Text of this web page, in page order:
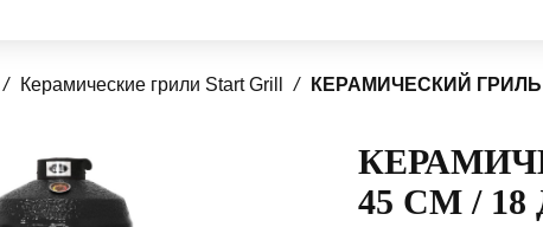
Керамические грили Start Grill КЕРАМИЧЕСКИЙ ГРИЛЬ
45 СМ /